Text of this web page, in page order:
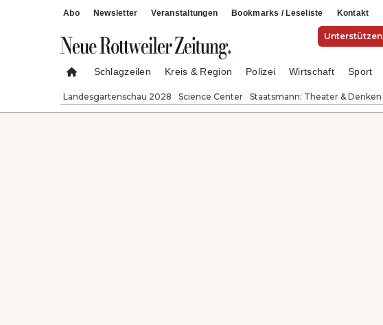
Abo Newsletter Veranstaltungen Bookmarks / Leseliste Kontakt
Unterstützen
Schlagzeilen Kreis & Region Polizei Wirtschaft Sport
Landesgartenschau 2028 Science Center Staatsmann: Theater & Denken